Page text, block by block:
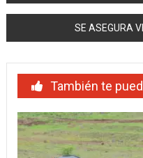
de
entradasSE ASEGURA
También te